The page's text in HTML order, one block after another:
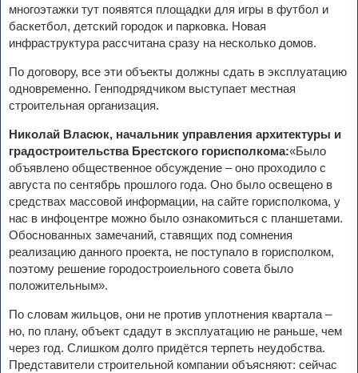
многоэтажки тут появятся площадки для игры в футбол и
баскетбол, детский городок и парковка. Новая
инфраструктура рассчитана сразу на несколько домов.
По договору, все эти объекты должны сдать в эксплуатацию
одновременно. Генподрядчиком выступает местная
строительная организация.
Николай Власюк, начальник управления архитектуры и
градостроительства Брестского горисполкома:«Было
объявлено общественное обсуждение – оно проходило с
августа по сентябрь прошлого года. Оно было освещено в
средствах массовой информации, на сайте горисполкома, у
нас в инфоцентре можно было ознакомиться с планшетами.
Обоснованных замечаний, ставящих под сомнения
реализацию данного проекта, не поступало в горисполком,
поэтому решение городостроиельного совета было
положительным».
По словам жильцов, они не против уплотнения квартала –
но, по плану, объект сдадут в эксплуатацию не раньше, чем
через год. Слишком долго придётся терпеть неудобства.
Представители строительной компании объясняют: сейчас